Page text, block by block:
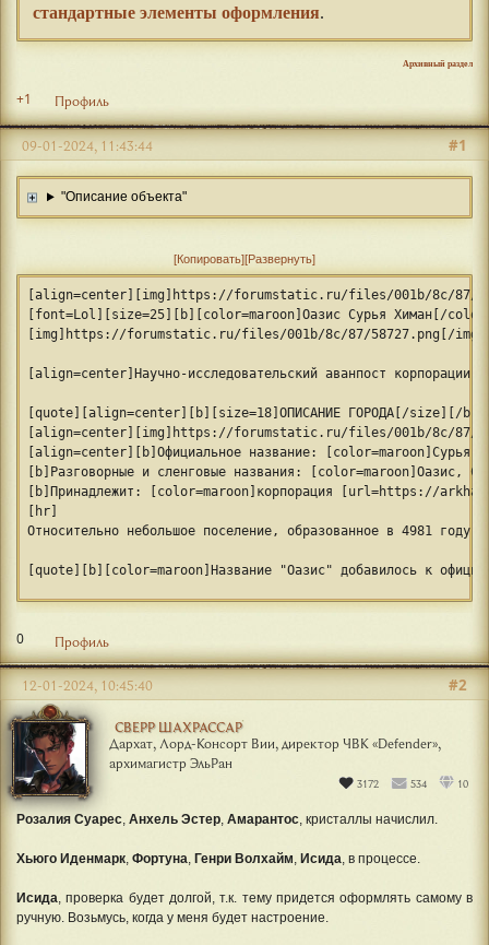
стандартные элементы оформления.
Архивный раздел
+1 Профиль
#1
09-01-2024, 11:43:44
"Описание объекта"
Копировать Развернуть
[align=center][img]https://forumstatic.ru/files/001b/8c/87/
[font=Lol][size=25][b][color=maroon]Оазис Сурья Химан[/
[img]https://forumstatic.ru/files/001b/8c/87/58727.png[/
[align=center]Научно-исследовательский аванпост корпорации
[quote][align=center][b][size=18]ОПИСАНИЕ ГОРОДА[/size][/
[align=center][img]https://forumstatic.ru/files/001b/8c/87/
[align=center][b]Официальное название:
[b]Разговорные и сленговые названия:
[b]Принадлежит: [color=maroon]корпорация [url=https://
[hr]
Относительно небольшое поселение, образованное в 4981
[quote][b][color=maroon]Название "Оазис" добавилось к
Долгое нахождение на поверхности неизбежно приводит к
[align=center][img]https://forumstatic.ru/files/001b/8c/87/
[quote][b]По структуре Сурья Химан делится на две зоны[/b] -
[align=center][img]https://forumstatic.ru/uploads/001b/8c/
[b][u]Внутренняя зона[/u][/b], в которой и располагаются
[align=center][img]https://forumstatic.ru/uploads/001b/8c/
[b][u]Внешняя зона[/u][/b], расположенная вокруг стены,
0 Профиль
СВЕРР ШАХРАССАР
Дархат, Лорд-Консорт Вии, директор ЧВК «Defender»,
архимагистр ЭльРан
3172 534 10
#2
12-01-2024, 10:45:40
Розалия Суарес, Анхель Эстер, Амарантос, кристаллы начислил.
Хьюго Иденмарк, Фортуна, Генри Волхайм, Исида, в процессе.
Исида, проверка будет долгой, т.к. тему придется оформлять самому в
ручную. Возьмусь, когда у меня будет настроение.